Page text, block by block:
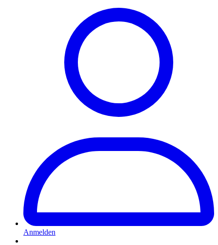
Anmelden